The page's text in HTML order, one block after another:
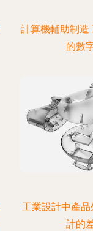
計算機輔助制造
的數
工業設計中產
計的